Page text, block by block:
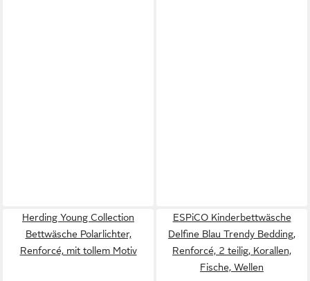
Herding Young Collection
Bettwäsche Polarlichter,
Renforcé, mit tollem Motiv
ESPiCO Kinderbettwäsche
Delfine Blau Trendy Bedding,
Renforcé, 2 teilig, Korallen,
Fische, Wellen